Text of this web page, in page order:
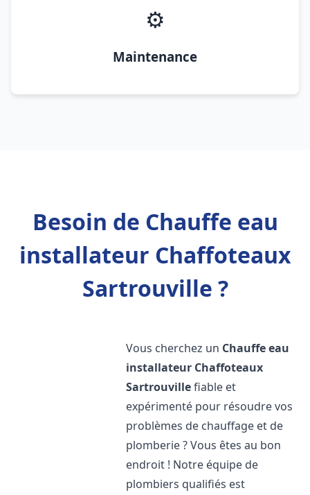
⚙️
Maintenance
Besoin de Chauffe eau
installateur Chaffoteaux
Sartrouville ?
Vous cherchez un Chauffe eau
installateur Chaffoteaux
Sartrouvillefiable et
expérimenté pour résoudre vos
problèmes de chauffage et de
plomberie ? Vous êtes au bon
endroit ! Notre équipe de
plombiers qualifiés est